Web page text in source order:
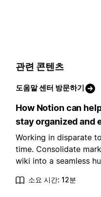
관련 콘텐츠
도움말 센터 방문하기
How Notion can
stay organized and
Working in disparate
time. Consolidate
wiki into a seamless
소요 시간: 12분